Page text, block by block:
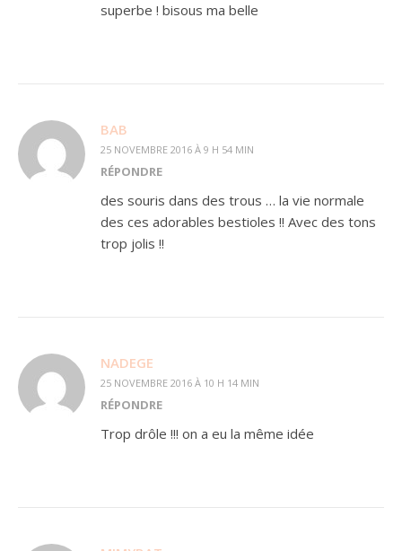
superbe ! bisous ma belle
BAB
25 NOVEMBRE 2016 À 9 H 54 MIN
RÉPONDRE
des souris dans des trous … la vie normale
des ces adorables bestioles !! Avec des tons
trop jolis !!
NADEGE
25 NOVEMBRE 2016 À 10 H 14 MIN
RÉPONDRE
Trop drôle !!! on a eu la même idée